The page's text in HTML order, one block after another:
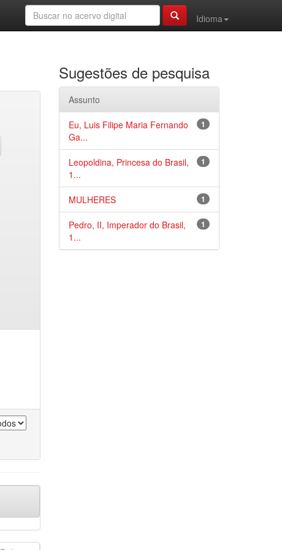
Idioma
Sugestões de pesquisa
Assunto
1
Eu, Luis Filipe Maria Fernando
Ga...
1
Leopoldina, Princesa do Brasil,
1...
1
MULHERES
1
Pedro, II, Imperador do Brasil,
1...